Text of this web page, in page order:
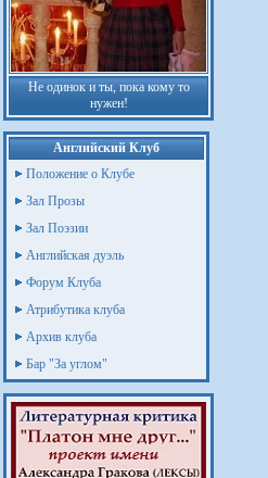
Не одинок и ты, пока кому то
нужен!
Английский Клуб
Положение о Клубе
Зал Прозы
Зал Поэзии
Английская дуэль
Форум Клуба
Атрибутика клуба
Архив клуба
Бар "За углом"